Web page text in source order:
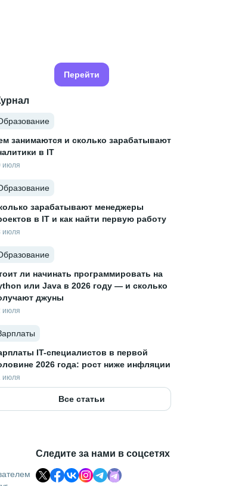
Перейти
занимаются и сколько зарабатывают
в IT
июля
зарабатывают менеджеры
в IT и как найти первую работу
июля
ли начинать программировать на
или Java в 2026 году — и сколько
джуны
июля
IT-специалистов в первой
2026 года: рост ниже инфляции
июля
Все статьи
Следите за нами в соцсетях